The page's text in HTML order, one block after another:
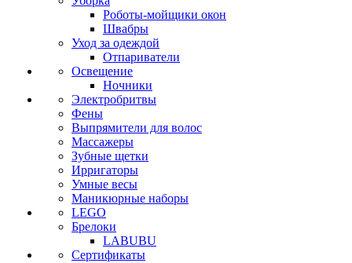
Роботы-мойщики окон
Швабры
Уход за одеждой
Отпариватели
Освещение
Ночники
Электробритвы
Фены
Выпрямители для волос
Массажеры
Зубные щетки
Ирригаторы
Умные весы
Маникюрные наборы
LEGO
Брелоки
LABUBU
Сертификаты